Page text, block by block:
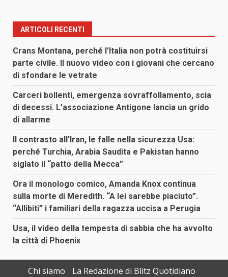
ARTICOLI RECENTI
Crans Montana, perché l’Italia non potrà costituirsi
parte civile. Il nuovo video con i giovani che cercano
di sfondare le vetrate
Carceri bollenti, emergenza sovraffollamento, scia
di decessi. L’associazione Antigone lancia un grido
di allarme
Il contrasto all’Iran, le falle nella sicurezza Usa:
perché Turchia, Arabia Saudita e Pakistan hanno
siglato il “patto della Mecca”
Ora il monologo comico, Amanda Knox continua
sulla morte di Meredith. “A lei sarebbe piaciuto”.
“Allibiti” i familiari della ragazza uccisa a Perugia
Usa, il video della tempesta di sabbia che ha avvolto
la città di Phoenix
Chi siamo La Redazione di Blitz Quotidiano